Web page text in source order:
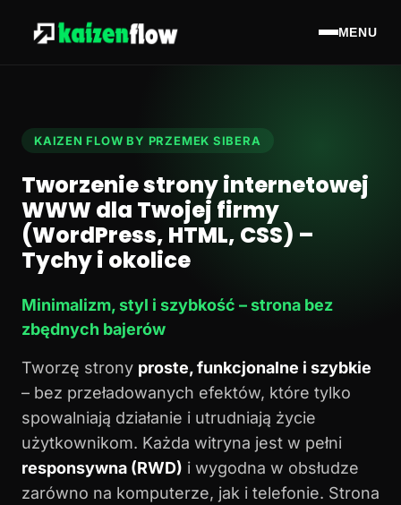
MENU
KAIZEN FLOW BY PRZEMEK SIBERA
Tworzenie strony internetowej
WWW dla Twojej firmy
(WordPress, HTML, CSS) –
Tychy i okolice
Minimalizm, styl i szybkość – strona bez
zbędnych bajerów
Tworzę strony proste, funkcjonalne i szybkie
– bez przeładowanych efektów, które tylko
spowalniają działanie i utrudniają życie
użytkownikom. Każda witryna jest w pełni
responsywna (RWD) i wygodna w obsłudze
zarówno na komputerze, jak i telefonie. Strona